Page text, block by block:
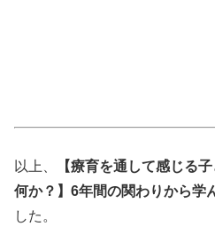
以上、
【療育を通して感じる
何か？】6年間の関わりから学
した。